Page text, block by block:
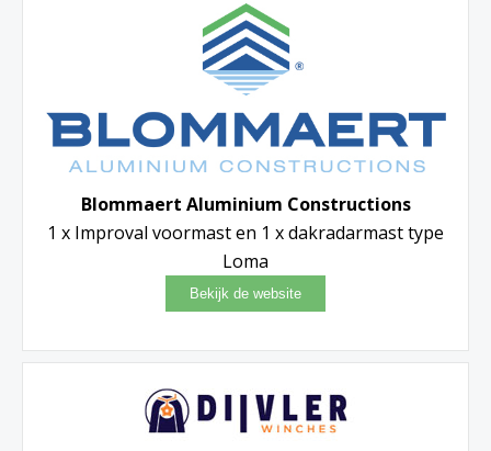
Blommaert Aluminium Constructions
1 x Improval voormast en 1 x dakradarmast type
Loma